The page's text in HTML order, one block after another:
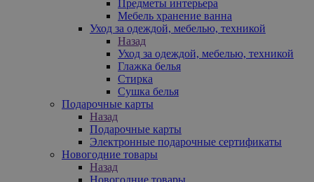
Предметы интерьера
Мебель хранение ванна
Уход за одеждой, мебелью, техникой
Назад
Уход за одеждой, мебелью, техникой
Глажка белья
Стирка
Сушка белья
Подарочные карты
Назад
Подарочные карты
Электронные подарочные сертификаты
Новогодние товары
Назад
Новогодние товары